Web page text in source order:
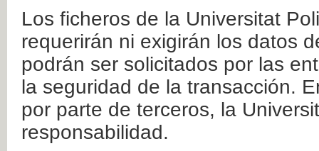
Los ficheros de la Universitat
requerirán ni exigirán los datos
podrán ser solicitados por las
la seguridad de la transacción.
por parte de terceros, la
responsabilidad.